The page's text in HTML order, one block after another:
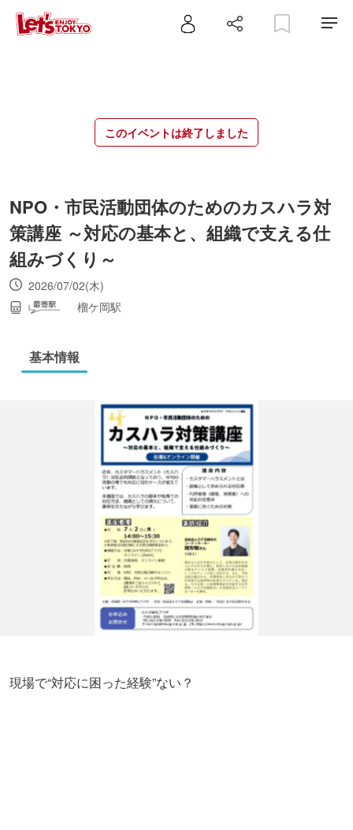
このイベントは終了しました
NPO・市民活動団体のためのカスハラ対
策講座 ～対応の基本と、組織で支える仕
組みづくり～
2026/07/02(木)
榴ケ岡駅
基本情報
現場で“対応に困った経験”ない？